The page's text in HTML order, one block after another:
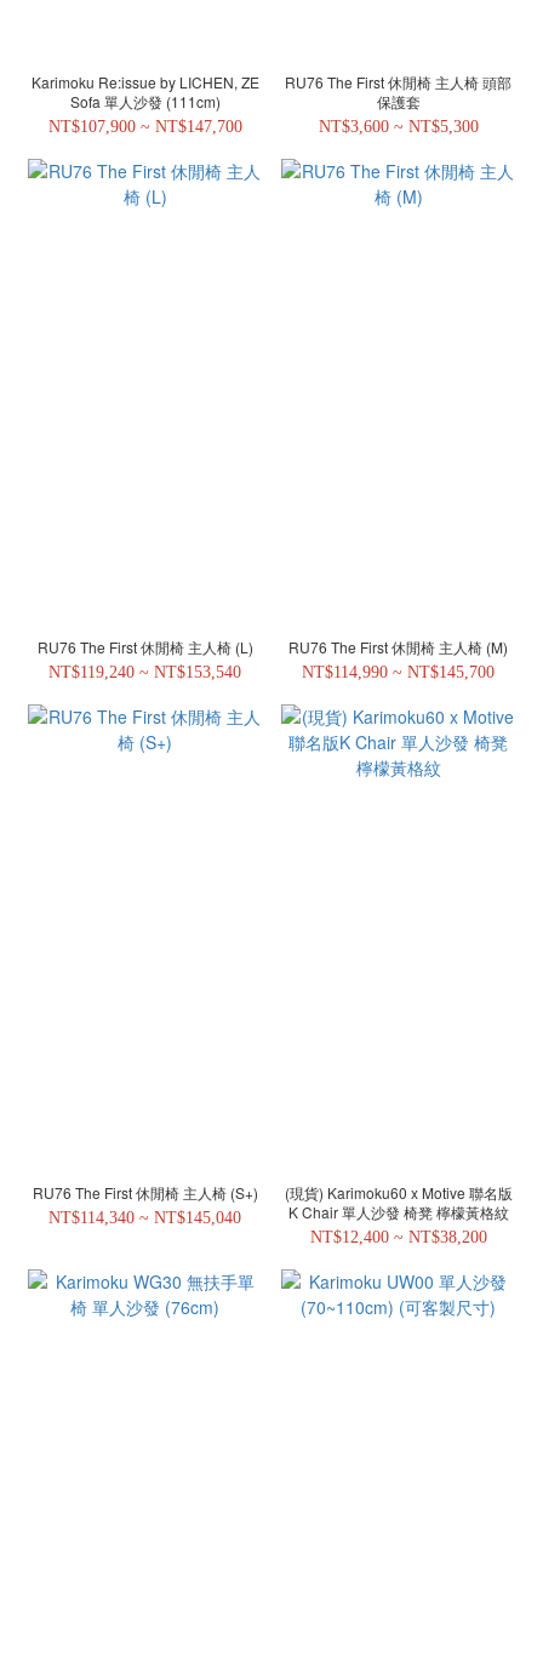
Karimoku Re:issue by LICHEN, ZE
Sofa 單人沙發 (111cm)
NT$107,900 ~ NT$147,700
RU76 The First 休閒椅 主人椅 頭部
保護套
NT$3,600 ~ NT$5,300
RU76 The First 休閒椅 主人椅 (L)
NT$119,240 ~ NT$153,540
RU76 The First 休閒椅 主人椅 (M)
NT$114,990 ~ NT$145,700
RU76 The First 休閒椅 主人椅 (S+)
NT$114,340 ~ NT$145,040
(現貨) Karimoku60 x Motive 聯名版
K Chair 單人沙發 椅凳 檸檬黃格紋
NT$12,400 ~ NT$38,200